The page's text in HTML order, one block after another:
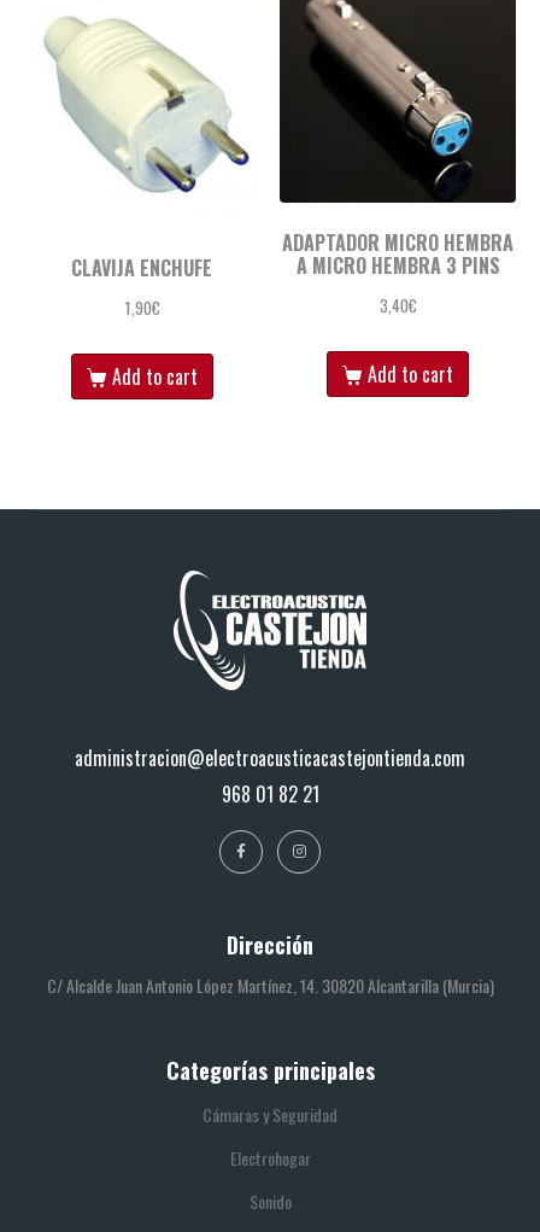
CLAVIJA ENCHUFE
1,90€
Add to cart
ADAPTADOR MICRO HEMBRA
A MICRO HEMBRA 3 PINS
3,40€
Add to cart
administracion@electroacusticacastejontienda.com
968 01 82 21
Dirección
C/ Alcalde Juan Antonio López Martínez, 14. 30820 Alcantarilla (Murcia)
Categorías principales
Cámaras y Seguridad
Electrohogar
Sonido